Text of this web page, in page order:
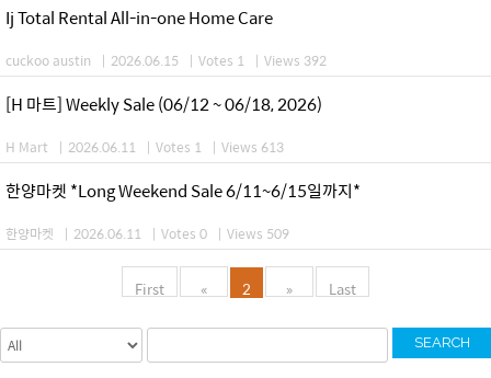
Ij Total Rental All-in-one Home Care
cuckoo austin | 2026.06.15 | Votes 1 | Views 392
[H 마트] Weekly Sale (06/12 ~ 06/18, 2026)
H Mart | 2026.06.11 | Votes 1 | Views 613
한양마켓 *Long Weekend Sale 6/11~6/15일까지*
한양마켓 | 2026.06.11 | Votes 0 | Views 509
First « 2 » Last
SEARCH